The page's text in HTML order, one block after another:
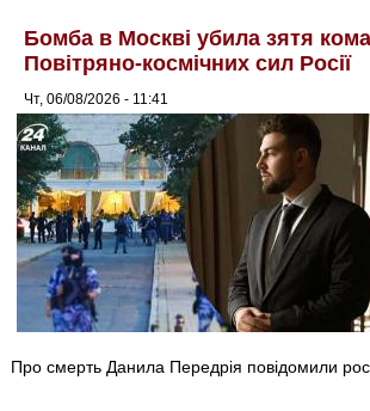
Бомба в Москві убила зятя
Повітряно-космічних сил Росії
Чт, 06/08/2026 - 11:41
Про смерть Данила Передрія повідомили